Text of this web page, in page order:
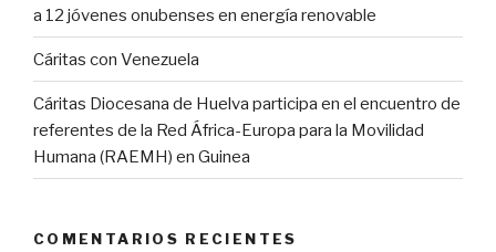
a 12 jóvenes onubenses en energía renovable
Cáritas con Venezuela
Cáritas Diocesana de Huelva participa en el encuentro de
referentes de la Red África-Europa para la Movilidad
Humana (RAEMH) en Guinea
COMENTARIOS RECIENTES